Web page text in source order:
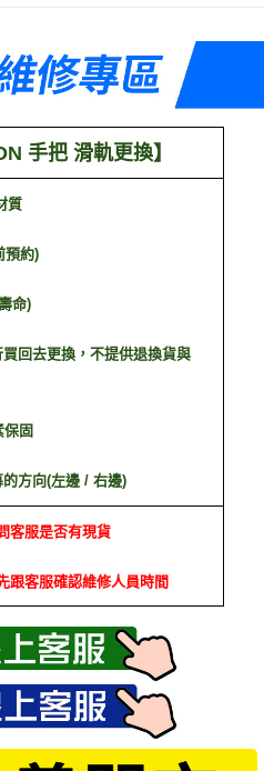
華泰商業銀行
遠東國際商業銀行
星展（台灣）商業銀行
中國信託商業銀行
台中商業銀行
華泰商業銀行
星展（台灣）商業銀行
中國信託商業銀行
)
請先詢問客服)
)免運費
手把 滑軌更換】
質
預約)
命)
回去更換，不提供退換貨與
固
方向(左邊 / 右邊)
客服是否有現貨
跟客服確認維修人員時間